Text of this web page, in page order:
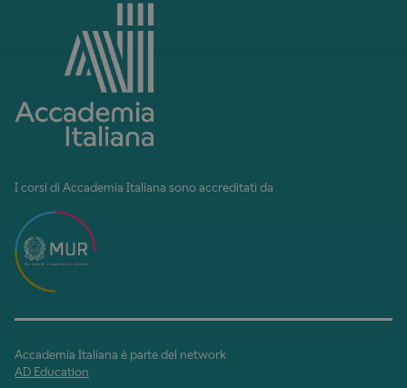
I corsi di Accademia Italiana sono accreditati da
Accademia Italiana è parte del network
AD Education